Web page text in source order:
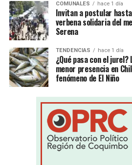
COMUNALES hace 1 día
Invitan a postular
verbena solidaria del
Serena
TENDENCIAS hace 1 día
¿Qué pasa con el
menor presencia en
fenómeno de El Niño